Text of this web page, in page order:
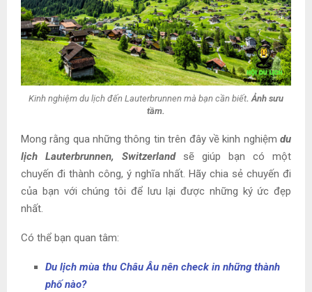
Kinh nghiệm du lịch đến Lauterbrunnen mà bạn cần biết. Ảnh sưu
tầm.
Mong rằng qua những thông tin trên đây về kinh nghiệm du
lịch Lauterbrunnen, Switzerlandsẽ giúp bạn có một
chuyến đi thành công, ý nghĩa nhất. Hãy chia sẻ chuyến đi
của bạn với chúng tôi để lưu lại được những ký ức đẹp
nhất.
Có thể bạn quan tâm:
Du lịch mùa thu Châu Âu nên check in những thành
phố nào?